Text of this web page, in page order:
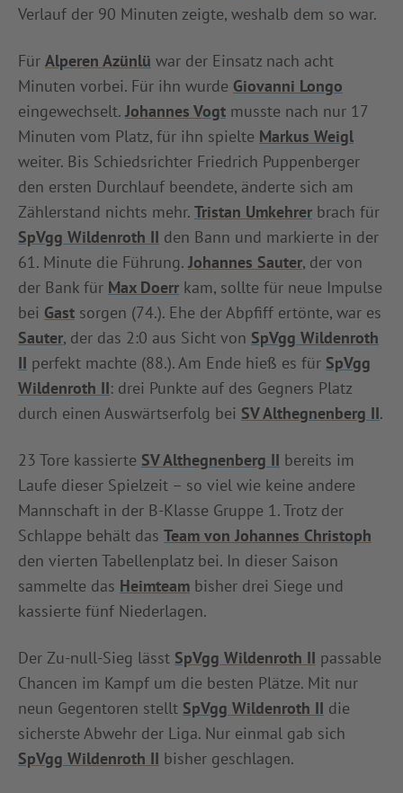
Verlauf der 90 Minuten zeigte, weshalb dem so war.
Für Alperen Azünlü war der Einsatz nach acht
Minuten vorbei. Für ihn wurde Giovanni Longo
eingewechselt. Johannes Vogt musste nach nur 17
Minuten vom Platz, für ihn spielte Markus Weigl
weiter. Bis Schiedsrichter Friedrich Puppenberger
den ersten Durchlauf beendete, änderte sich am
Zählerstand nichts mehr. Tristan Umkehrer brach für
SpVgg Wildenroth II den Bann und markierte in der
61. Minute die Führung. Johannes Sauter, der von
der Bank für Max Doerr kam, sollte für neue Impulse
bei Gast sorgen (74.). Ehe der Abpfiff ertönte, war es
Sauter, der das 2:0 aus Sicht von SpVgg Wildenroth
II perfekt machte (88.). Am Ende hieß es für SpVgg
Wildenroth II: drei Punkte auf des Gegners Platz
durch einen Auswärtserfolg bei SV Althegnenberg II.
23 Tore kassierte SV Althegnenberg II bereits im
Laufe dieser Spielzeit – so viel wie keine andere
Mannschaft in der B-Klasse Gruppe 1. Trotz der
Schlappe behält das Team von Johannes Christoph
den vierten Tabellenplatz bei. In dieser Saison
sammelte das Heimteam bisher drei Siege und
kassierte fünf Niederlagen.
Der Zu-null-Sieg lässt SpVgg Wildenroth II passable
Chancen im Kampf um die besten Plätze. Mit nur
neun Gegentoren stellt SpVgg Wildenroth II die
sicherste Abwehr der Liga. Nur einmal gab sich
SpVgg Wildenroth II bisher geschlagen.